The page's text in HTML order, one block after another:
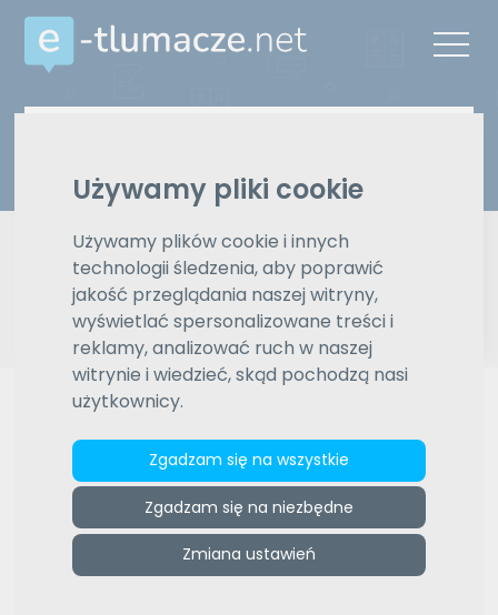
Używamy pliki cookie
Używamy plików cookie i innych
technologii śledzenia, aby poprawić
jakość przeglądania naszej witryny,
wyświetlać spersonalizowane treści i
reklamy, analizować ruch w naszej
witrynie i wiedzieć, skąd pochodzą nasi
użytkownicy.
Zgadzam się na wszystkie
Zgadzam się na niezbędne
Zmiana ustawień
Typ tłumaczenia
Pisemne czy ustne
Znajdź tłumacza
Wyszukiwanie zaawansowane
ZAMÓW REKLAMĘ W TYM MIEJSCU
e-tlumacze.net>Adriana